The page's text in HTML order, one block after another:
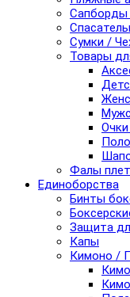
Сапборды
Сумки /
Товары
Фалы
Единоборства
Бинты
Защита
Капы
Кимоно /